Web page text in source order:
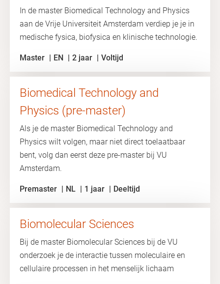
In de master Biomedical Technology and Physics
aan de Vrije Universiteit Amsterdam verdiep je je in
medische fysica, biofysica en klinische technologie.
Master EN 2 jaar Voltijd
Biomedical Technology and
Physics (pre-master)
Als je de master Biomedical Technology and
Physics wilt volgen, maar niet direct toelaatbaar
bent, volg dan eerst deze pre-master bij VU
Amsterdam.
Premaster NL 1 jaar Deeltijd
Biomolecular Sciences
Bij de master Biomolecular Sciences bij de VU
onderzoek je de interactie tussen moleculaire en
cellulaire processen in het menselijk lichaam